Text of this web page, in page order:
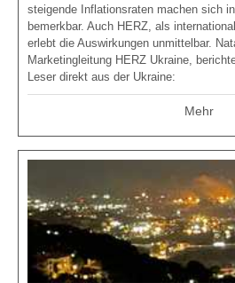
steigende Inflationsraten machen sich
bemerkbar. Auch HERZ, als
erlebt die Auswirkungen unmittelbar.
Marketingleitung HERZ Ukraine,
Leser direkt aus der Ukraine:
Mehr